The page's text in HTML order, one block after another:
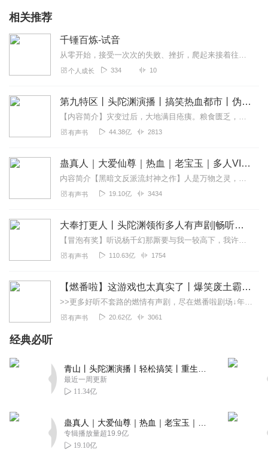
相关推荐
千锤百炼-试音
从零开始，接受一次次的失败、挫折，爬起来接着往前走，一直走出一条属于自己的道路……
个人成长 334 10
第九特区丨头陀渊演播丨搞笑热血都市丨伪戒丨VIP免费多人有声剧
【内容简介】灾变过后，大地满目疮痍。粮食匮乏，资源紧俏，局势混乱……一位从待规划区杀出来的青年，背对着漫天黄沙，孤身来到九区谋生，却不曾想偶然结识三五好友，一念...
有声书 44.38亿 2813
蛊真人｜大爱仙尊｜热血｜老宝玉｜多人VIP免费有声剧
内容简介【黑暗文反派流封神之作】人是万物之灵，蛊是天地真精。一个穿越者不断重生的故事。一个养蛊、炼蛊、用蛊的奇特世界。配音组（男角色）老宝玉旁白...
有声书 19.10亿 3434
大奉打更人丨头陀渊领衔多人有声剧|畅听全集|王鹤棣、田曦薇主演影视剧原著|卖报小郎君
【冒泡有奖】听说杨千幻那厮要与我一较高下，我许七安要开始装叉了！快进入声音播放页戳下方输入框，冒个泡偷偷告诉我，我要用哪些诗词才能胜过他？说得好的，有赏！202...
有声书 110.63亿 1754
【燃番啦】这游戏也太真实了丨爆笑废土霸榜神作丨紫襟剧社制作
>>更多好听不套路的燃情有声剧，尽在燃番啦剧场↓年度重磅推荐本专辑为VIP免费专辑每天上午10点5集更新，订阅可以听到最新内容哦！每周抽一个专辑五星优质评论送...
有声书 20.62亿 3061
经典必听
最近一周更新
11.34亿
专辑播放量超19.9亿
19.10亿